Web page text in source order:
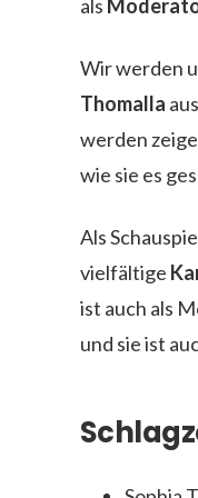
als
Wir werden
Thomalla
werden
wie sie es
Als
vielfältige
ist auch als
und sie ist